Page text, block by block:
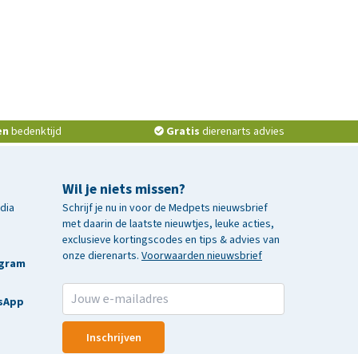
bedenktijd Gratis dierenarts advies
Wil je niets missen?
Schrijf je nu in voor de Medpets nieuwsbrief
met daarin de laatste nieuwtjes, leuke acties,
exclusieve kortingscodes en tips & advies van
onze dierenarts. Voorwaarden nieuwsbrief
Inschrijven